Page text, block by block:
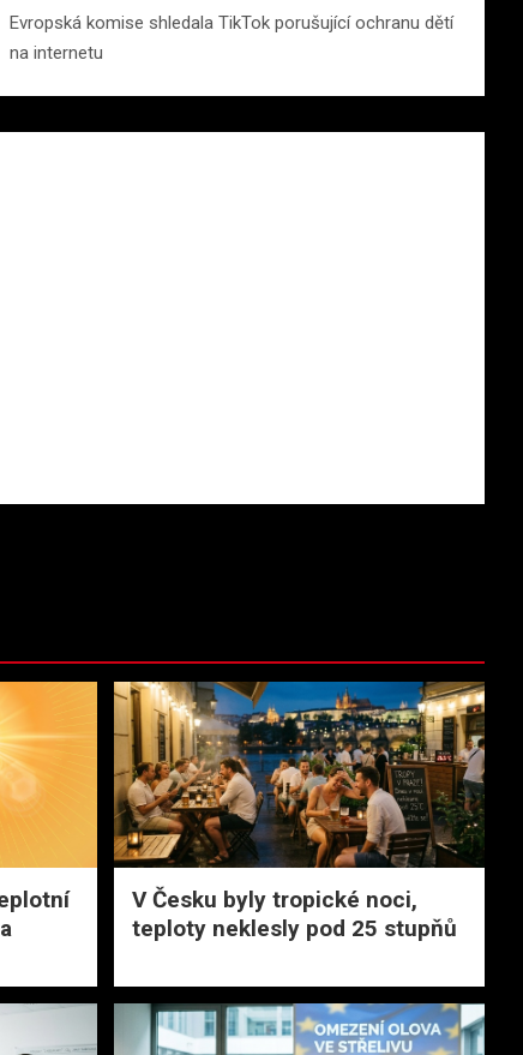
Evropská komise shledala TikTok porušující ochranu dětí
na internetu
V Česku byly tropické noci,
teploty neklesly pod 25 stupňů